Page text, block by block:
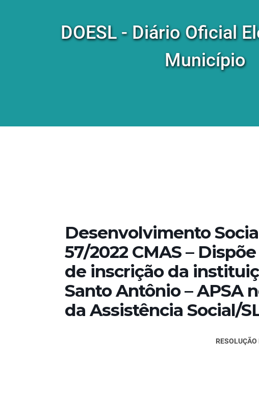
DOESL - Diário Oficial
Município
Desenvolvimento
57/2022 CMAS –
de inscrição da
Santo Antônio – APSA
da Assistência Social/